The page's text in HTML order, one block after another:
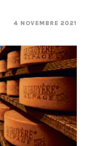
4 NOVEMBRE 2021